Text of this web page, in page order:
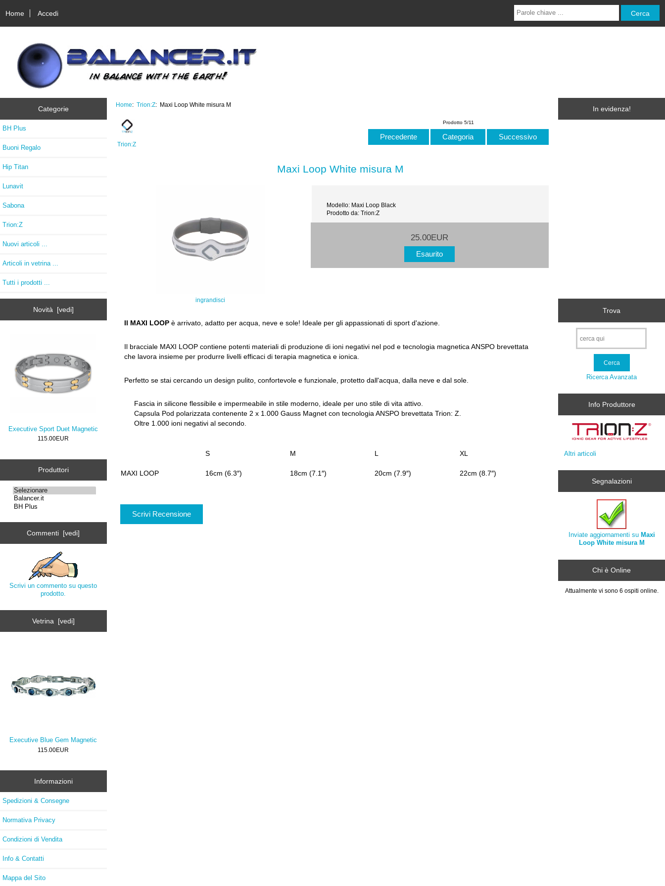
Home Accedi
Categorie
BH Plus
Buoni Regalo
Hip Titan
Lunavit
Sabona
Trion:Z
Nuovi articoli ...
Articoli in vetrina ...
Tutti i prodotti ...
Novità [vedi]
Executive Sport Duet Magnetic
115.00EUR
Produttori
Commenti [vedi]
Scrivi un commento su questo
prodotto.
Vetrina [vedi]
Executive Blue Gem Magnetic
115.00EUR
Informazioni
Spedizioni & Consegne
Normativa Privacy
Condizioni di Vendita
Info & Contatti
Mappa del Sito
Home: Trion:Z: Maxi Loop White misura M
Trion:Z
Prodotto 5/11
Precedente Categoria Successivo
Maxi Loop White misura M
ingrandisci
Modello: Maxi Loop Black
Prodotto da: Trion:Z
25.00EUR
Esaurito
Il MAXI LOOP è arrivato, adatto per acqua, neve e sole! Ideale per gli appassionati di sport d'azione.
Il bracciale MAXI LOOP contiene potenti materiali di produzione di ioni negativi nel pod e tecnologia magnetica ANSPO brevettata
che lavora insieme per produrre livelli efficaci di terapia magnetica e ionica.
Perfetto se stai cercando un design pulito, confortevole e funzionale, protetto dall'acqua, dalla neve e dal sole.
Fascia in silicone flessibile e impermeabile in stile moderno, ideale per uno stile di vita attivo.
Capsula Pod polarizzata contenente 2 x 1.000 Gauss Magnet con tecnologia ANSPO brevettata Trion: Z.
Oltre 1.000 ioni negativi al secondo.
S M L XL
MAXI LOOP 16cm (6.3″) 18cm (7.1″) 20cm (7.9″) 22cm (8.7″)
Scrivi Recensione
In evidenza!
Trova
Ricerca Avanzata
Info Produttore
Altri articoli
Segnalazioni
Inviate aggiornamenti su Maxi
Loop White misura M
Chi è Online
Attualmente vi sono 6 ospiti online.